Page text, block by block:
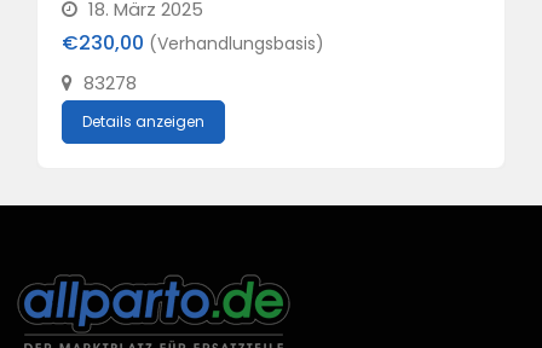
18. März 2025
€230,00 (Verhandlungsbasis)
83278
Details anzeigen